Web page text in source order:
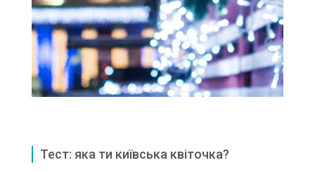
Тест: яка ти київська квіточка?